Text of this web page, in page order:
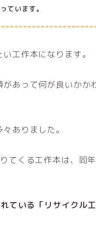
ています。
工作本になります。
あって何が良いかか
ありました。
てくる工作本は、同
ている「リサイクル